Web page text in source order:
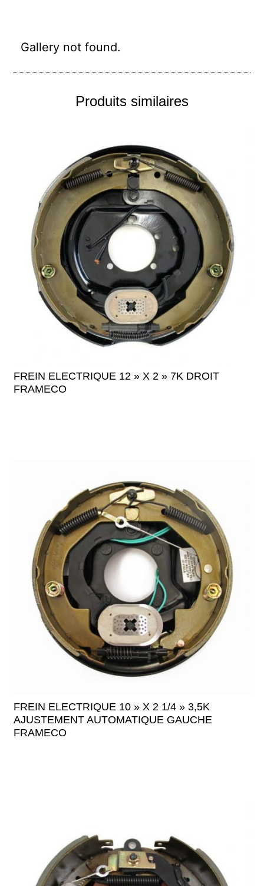
Gallery not found.
Produits similaires
FREIN ELECTRIQUE 12 » X 2 » 7K DROIT
FRAMECO
FREIN ELECTRIQUE 10 » X 2 1/4 » 3,5K
AJUSTEMENT AUTOMATIQUE GAUCHE
FRAMECO